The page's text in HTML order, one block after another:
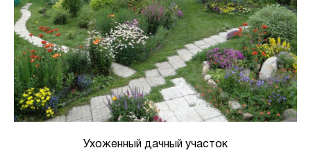
Ухоженный дачный участок